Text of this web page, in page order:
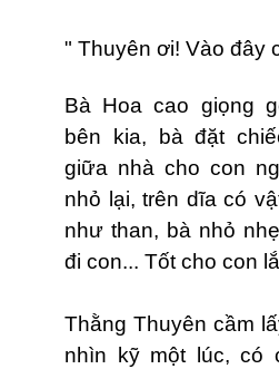
" Thuyên ơi! Vào đây
Bà Hoa cao giọng
bên kia, bà đặt
giữa nhà cho con
nhỏ lại, trên dĩa có
như than, bà nhỏ
đi con... Tốt cho con
Thằng Thuyên cầm
nhìn kỹ một lúc, có